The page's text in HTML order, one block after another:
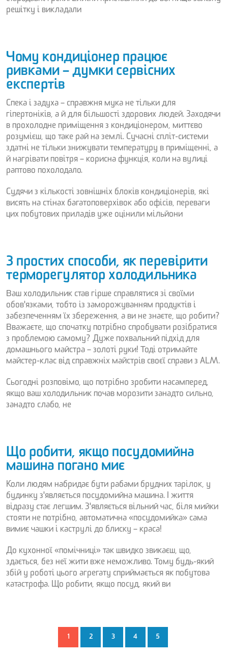
решітку і викладали
Чому кондиціонер працює
ривками – думки сервісних
експертів
Спека і задуха – справжня мука не тільки для
гіпертоніків, а й для більшості здорових людей. Заходячи
в прохолодне приміщення з кондиціонером, миттєво
розумієш, що таке рай на землі. Сучасні спліт-системи
здатні не тільки знижувати температуру в приміщенні, а
й нагрівати повітря – корисна функція, коли на вулиці
раптово похолодало.
Судячи з кількості зовнішніх блоків кондиціонерів, які
висять на стінах багатоповерхівок або офісів, переваги
цих побутових приладів уже оцінили мільйони
3 простих способи, як перевірити
терморегулятор холодильника
Ваш холодильник став гірше справлятися зі своїми
обов'язками, тобто із заморожуванням продуктів і
забезпеченням їх збереження, а ви не знаєте, що робити?
Вважаєте, що спочатку потрібно спробувати розібратися
з проблемою самому? Дуже похвальний підхід для
домашнього майстра – золоті руки! Тоді отримайте
майстер-клас від справжніх майстрів своєї справи з ALM.
Сьогодні розповімо, що потрібно зробити насамперед,
якщо ваш холодильник почав морозити занадто сильно,
занадто слабо, не
Що робити, якщо посудомийна
машина погано миє
Коли людям набридає бути рабами брудних тарілок, у
будинку з'являється посудомийна машина. І життя
відразу стає легшим. З'являється вільний час, біля мийки
стояти не потрібно, автоматична «посудомийка» сама
вимиє чашки і каструлі до блиску – краса!
До кухонної «помічниці» так швидко звикаєш, що,
здається, без неї жити вже неможливо. Тому будь-який
збій у роботі цього агрегату сприймається як побутова
катастрофа. Що робити, якщо посуд, який ви
1 2 3 4 5